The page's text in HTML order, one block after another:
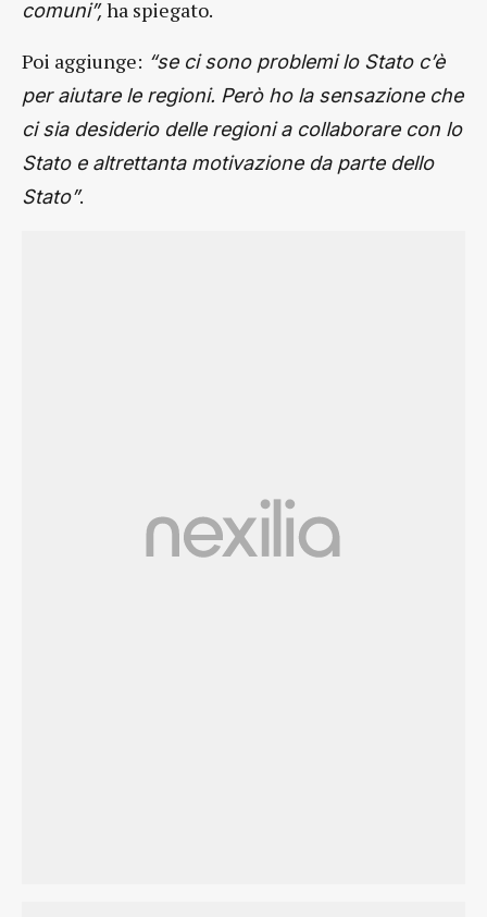
comuni”,ha spiegato.
Poi aggiunge: “se ci sono problemi lo Stato c’è
per aiutare le regioni. Però ho la sensazione che
ci sia desiderio delle regioni a collaborare con lo
Stato e altrettanta motivazione da parte dello
Stato”.